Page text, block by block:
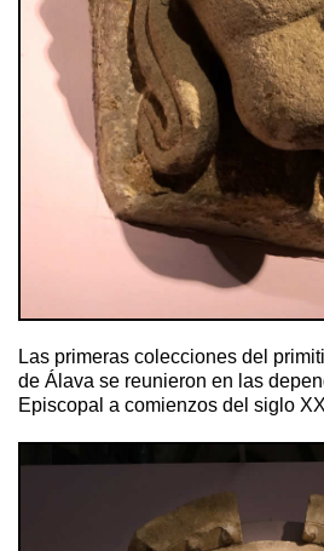
Las primeras colecciones del
de Álava se reunieron en las
Episcopal a comienzos del siglo